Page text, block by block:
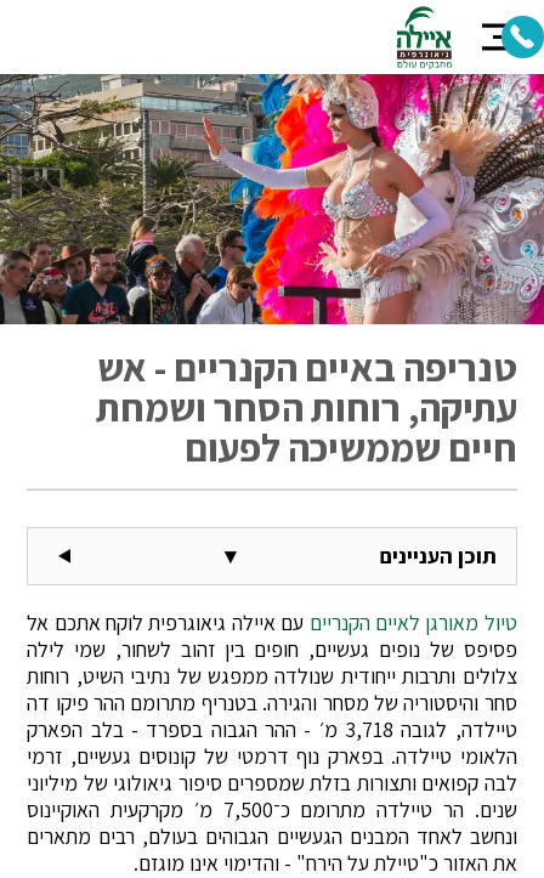
טנריפה באיים הקנריים - אש
עתיקה, רוחות הסחר ושמחת
חיים שממשיכה לפעום
▾ תוכן העניינים
טיול מאורגן לאיים הקנריים עם איילה גיאוגרפית לוקח אתכם אל
פסיפס של נופים געשיים, חופים בין זהוב לשחור, שמי לילה
צלולים ותרבות ייחודית שנולדה ממפגש של נתיבי השיט, רוחות
סחר והיסטוריה של מסחר והגירה. בטנריף מתרומם ההר פיקו דה
טיילדה, לגובה 3,718 מ׳ - ההר הגבוה בספרד - בלב הפארק
הלאומי טיילדה. בפארק נוף דרמטי של קונוסים געשיים, זרמי
לבה קפואים ותצורות בזלת שמספרים סיפור גיאולוגי של מיליוני
שנים. הר טיילדה מתרומם כ־7,500 מ׳ מקרקעית האוקיינוס
ונחשב לאחד המבנים הגעשיים הגבוהים בעולם, רבים מתארים
את האזור כ"טיילת על הירח" - והדימוי אינו מוגזם.